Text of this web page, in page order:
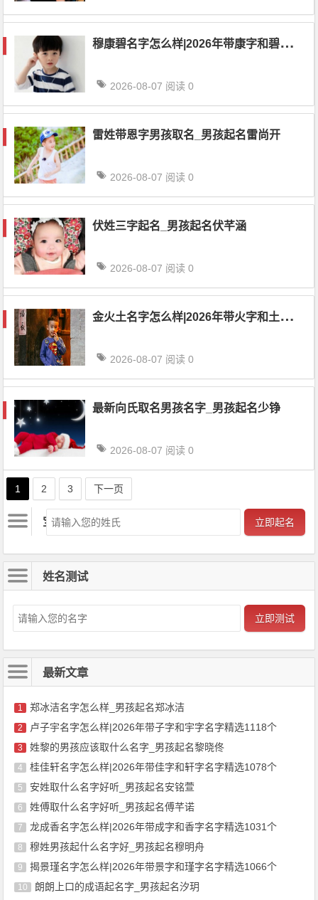
穆
康碧名字怎么样|2026年带康字和碧字名字精选1135个
2026-08-07 阅读 0
雷姓带恩字男孩取名_男孩起名雷尚开
2026-08-07 阅读 0
伏姓三字起名_男孩起名伏芊涵
2026-08-07 阅读 0
金
火土名字怎么样|2026年带火字和土字名字精选917个
2026-08-07 阅读 0
最新向氏取名男孩名字_男孩起名少铮
2026-08-07 阅读 0
文章导航
1 2 3 下一页
宝宝起名 立即起名
姓名测试
立即测试
最新文章
1 郑冰洁名字怎么样_男孩起名郑冰洁
2 卢子宇名字怎么样|2026年带子字和宇字名字精选1118个
3 姓黎的男孩应该取什么名字_男孩起名黎晓佟
4 桂佳轩名字怎么样|2026年带佳字和轩字名字精选1078个
5 安姓取什么名字好听_男孩起名安铭萱
6 姓傅取什么名字好听_男孩起名傅芊诺
7 龙成香名字怎么样|2026年带成字和香字名字精选1031个
8 穆姓男孩起什么名字好_男孩起名穆明舟
9 揭景瑾名字怎么样|2026年带景字和瑾字名字精选1066个
10 朗朗上口的成语起名字_男孩起名汐玥